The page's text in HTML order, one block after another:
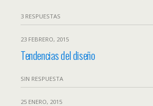
3 RESPUESTAS
23 FEBRERO, 2015
Tendencias del diseño
SIN RESPUESTA
25 ENERO, 2015